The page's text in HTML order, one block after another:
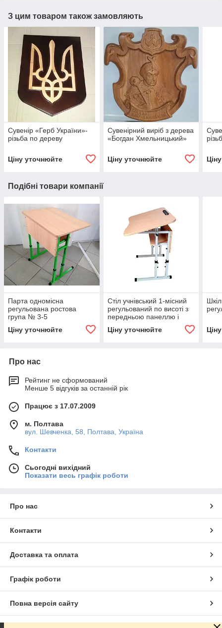
З цим товаром також замовляють
Сувенір «Герб України»-
різьба по дереву
Ціну уточнюйте
Сувенірний виріб з дерева
«Богдан Хмельницький»
Ціну уточнюйте
Подібні товари компанії
Парта одномісна
регульована ростова
група № 3-5
Ціну уточнюйте
Стіл учнівський 1-місний
регульований по висоті з
передньою панеллю і
Ціну уточнюйте
Про нас
Рейтинг не сформований
Менше 5 відгуків за останній рік
Працює з 17.07.2009
м. Полтава
вул. Шевченка, 58, Полтава, Україна
Контакти
Сьогодні вихідний
Показати весь графік роботи
Про нас
Контакти
Доставка та оплата
Графік роботи
Повна версія сайту